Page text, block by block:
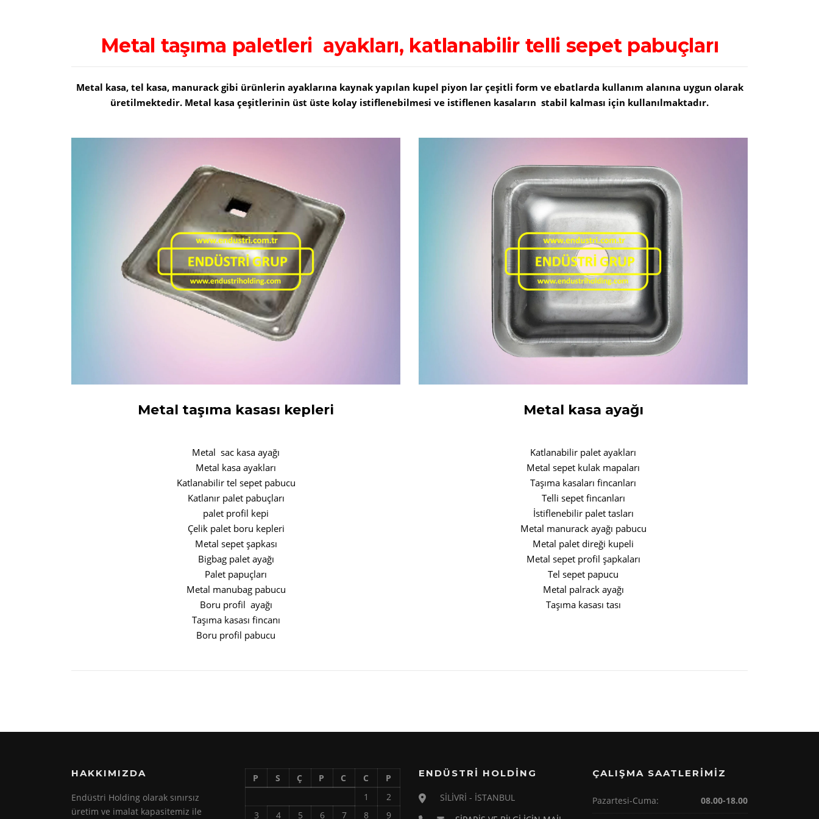
Metal taşıma paletleri ayakları, katlanabilir telli sepet pabuçları
Metal kasa, tel kasa, manurack gibi ürünlerin ayaklarına kaynak yapılan kupel piyon lar çeşitli form ve ebatlarda kullanım alanına uygun olarak
üretilmektedir. Metal kasa çeşitlerinin üst üste kolay istiflenebilmesi ve istiflenen kasaların stabil kalması için kullanılmaktadır.
Metal taşıma kasası kepleri Metal kasa ayağı
Metal sac kasa ayağı
Metal kasa ayakları
Katlanabilir tel sepet pabucu
Katlanır palet pabuçları
palet profil kepi
Çelik palet boru kepleri
Metal sepet şapkası
Bigbag palet ayağı
Palet papuçları
Metal manubag pabucu
Boru profil ayağı
Taşıma kasası fincanı
Boru profil pabucu
Katlanabilir palet ayakları
Metal sepet kulak mapaları
Taşıma kasaları fincanları
Telli sepet fincanları
İstiflenebilir palet tasları
Metal manurack ayağı pabucu
Metal palet direği kupeli
Metal sepet profil şapkaları
Tel sepet papucu
Metal palrack ayağı
Taşıma kasası tası
HAKKIMIZDA
Endüstri Holding olarak sınırsız
üretim ve imalat kapasitemiz ile
P S Ç P C C
P
1
2
3
4 5 6 7 8 9
ENDÜSTRİ HOLDİNG
SİLİVRİ - İSTANBUL
ÇALIŞMA SAATLERİMİZ
Pazartesi-Cuma:
08.00-18.00